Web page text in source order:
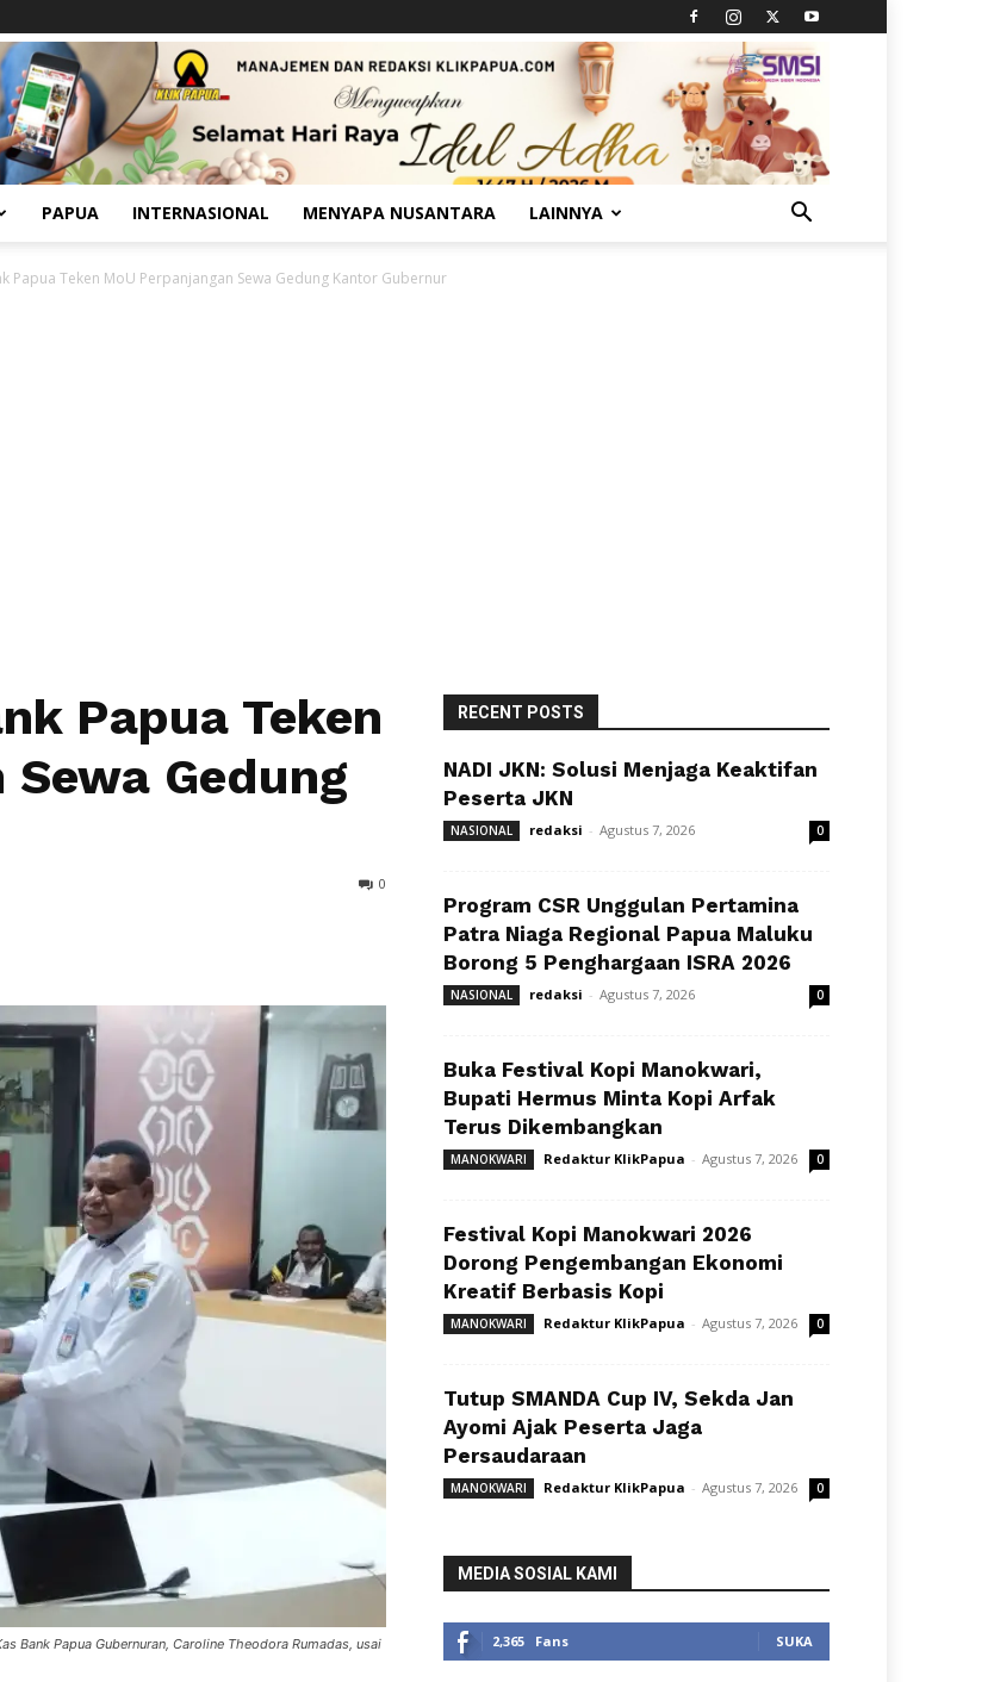
PAPUA INTERNASIONAL MENYAPA NUSANTARA LAINNYA
Papua Teken MoU Perpanjangan Sewa Gedung Kantor Gubernur
Papua Teken
Sewa Gedung
0
Bank Papua Gubernuran, Caroline Theodora Rumadas, usai
RECENT POSTS
NADI JKN: Solusi Menjaga Keaktifan
Peserta JKN
NASIONAL redaksi - Agustus 7, 2026 0
Program CSR Unggulan Pertamina
Patra Niaga Regional Papua Maluku
Borong 5 Penghargaan ISRA 2026
NASIONAL redaksi - Agustus 7, 2026 0
Buka Festival Kopi Manokwari,
Bupati Hermus Minta Kopi Arfak
Terus Dikembangkan
MANOKWARI Redaktur KlikPapua - Agustus 7, 2026 0
Festival Kopi Manokwari 2026
Dorong Pengembangan Ekonomi
Kreatif Berbasis Kopi
MANOKWARI Redaktur KlikPapua - Agustus 7, 2026 0
Tutup SMANDA Cup IV, Sekda Jan
Ayomi Ajak Peserta Jaga
Persaudaraan
MANOKWARI Redaktur KlikPapua - Agustus 7, 2026 0
MEDIA SOSIAL KAMI
2,365 Fans SUKA